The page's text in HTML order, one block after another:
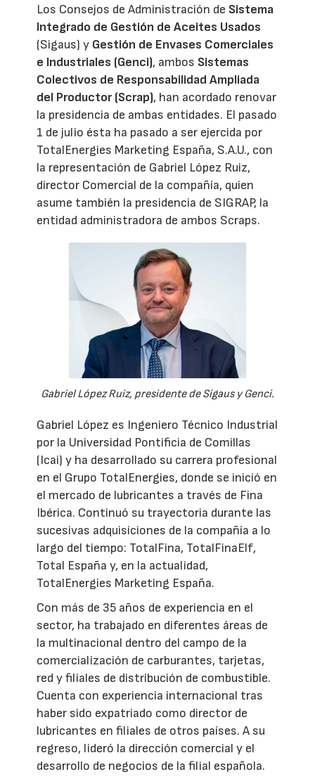
Los Consejos de Administración de Sistema
Integrado de Gestión de Aceites Usados
(Sigaus) y Gestión de Envases Comerciales
e Industriales (Genci), ambos Sistemas
Colectivos de Responsabilidad Ampliada
del Productor (Scrap), han acordado renovar
la presidencia de ambas entidades. El pasado
1 de julio ésta ha pasado a ser ejercida por
TotalEnergies Marketing España, S.A.U., con
la representación de Gabriel López Ruiz,
director Comercial de la compañía, quien
asume también la presidencia de SIGRAP, la
entidad administradora de ambos Scraps.
Gabriel López Ruiz, presidente de Sigaus y Genci.
Gabriel López es Ingeniero Técnico Industrial
por la Universidad Pontificia de Comillas
(Icai) y ha desarrollado su carrera profesional
en el Grupo TotalEnergies, donde se inició en
el mercado de lubricantes a través de Fina
Ibérica. Continuó su trayectoria durante las
sucesivas adquisiciones de la compañía a lo
largo del tiempo: TotalFina, TotalFinaElf,
Total España y, en la actualidad,
TotalEnergies Marketing España.
Con más de 35 años de experiencia en el
sector, ha trabajado en diferentes áreas de
la multinacional dentro del campo de la
comercialización de carburantes, tarjetas,
red y filiales de distribución de combustible.
Cuenta con experiencia internacional tras
haber sido expatriado como director de
lubricantes en filiales de otros países. A su
regreso, lideró la dirección comercial y el
desarrollo de negocios de la filial española.